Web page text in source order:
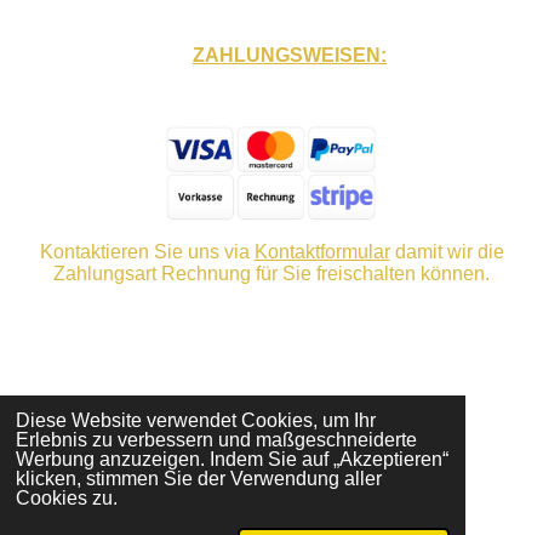
Diese Website verwendet Cookies, um Ihr
Erlebnis zu verbessern und maßgeschneiderte
Werbung anzuzeigen. Indem Sie auf „Akzeptieren“
klicken, stimmen Sie der Verwendung aller
Cookies zu.
ZAHLUNGSWEISEN:
Kontaktieren Sie uns via Kontaktformulardamit wir die
Zahlungsart Rechnung für Sie freischalten können.
© 2023 SMT Swiss GmbH